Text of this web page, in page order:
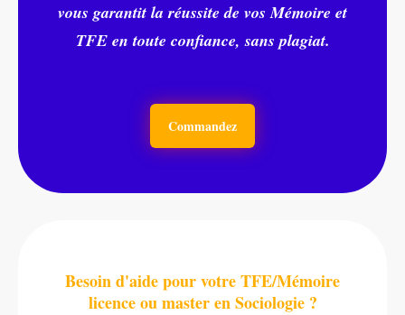
vous garantit la réussite de vos Mémoire et
TFE en toute confiance, sans plagiat.
Commandez
Besoin d'aide pour votre TFE/Mémoire
licence ou master en Sociologie ?